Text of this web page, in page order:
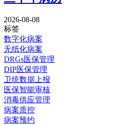
2026-08-08
标签
数字化病案
无纸化病案
DRGs医保管理
DIP医保管理
卫统数据上报
医保智能审核
消毒供应管理
病案质控
病案预约